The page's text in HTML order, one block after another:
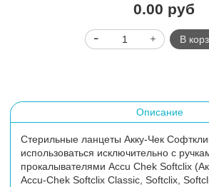
0.00 руб
В
Описание
Стерильные ланцеты Акку-Чек
использоваться исключительно с
прокалывателями Accu Chek Softclix
Accu-Chek Softclix Classic, Softclix,